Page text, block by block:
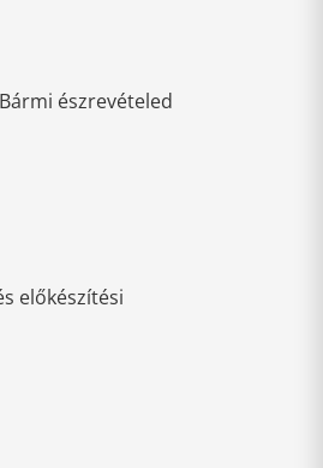
észrevételed
előkészítési